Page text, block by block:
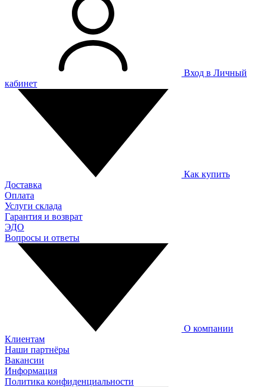
Вход в Личный
кабинет
Как купить
Доставка
Оплата
Услуги склада
Гарантия и возврат
ЭДО
Вопросы и ответы
О компании
Клиентам
Наши партнёры
Вакансии
Информация
Политика конфиденциальности